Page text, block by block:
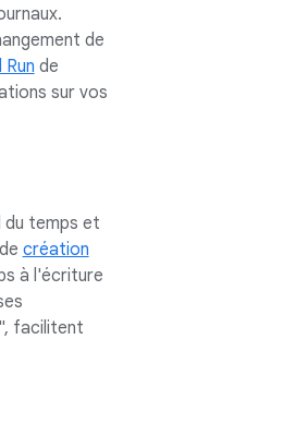
de
Run de
sur vos
du temps et
création
à l'écriture
facilitent